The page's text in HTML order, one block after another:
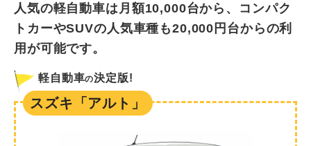
人気の軽自動車は月額10,000台から、コンパク
トカーやSUVの人気車種も20,000円台からの利
用が可能です。
軽自動車の決定版!
スズキ「アルト」